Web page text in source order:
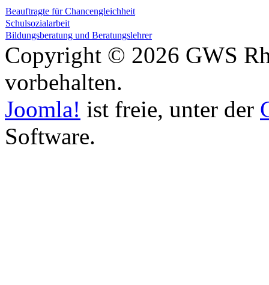
Beauftragte für Chancengleichheit
Schulsozialarbeit
Bildungsberatung und Beratungslehrer
Copyright © 2026 GWS
vorbehalten.
Joomla! ist freie, unter der
Software.